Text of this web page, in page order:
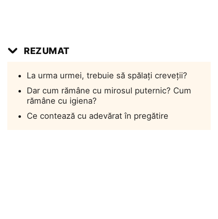
REZUMAT
La urma urmei, trebuie să spălați creveții?
Dar cum rămâne cu mirosul puternic? Cum
rămâne cu igiena?
Ce contează cu adevărat în pregătire